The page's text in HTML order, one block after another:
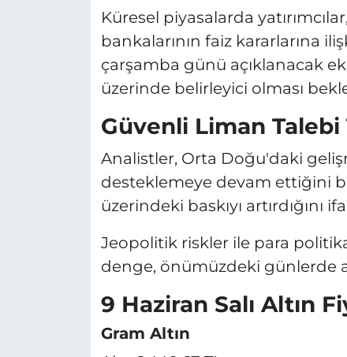
Küresel piyasalarda
bankalarının faiz kararlarına
çarşamba günü açıklanacak
üzerinde belirleyici olması
Güvenli Liman
Analistler, Orta Doğu'daki
desteklemeye devam ettiğini
üzerindeki baskıyı artırdığını
Jeopolitik riskler ile para
denge, önümüzdeki günlerde
9 Haziran Salı Altın
Gram Altın